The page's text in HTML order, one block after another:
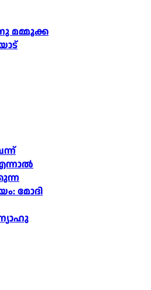
മമ്മൂക്ക
മോദി